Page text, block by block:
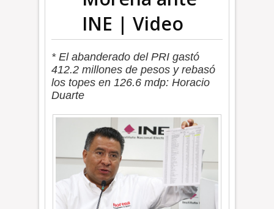
INE | Video
* El abanderado del PRI gastó
412.2 millones de pesos y rebasó
los topes en 126.6 mdp: Horacio
Duarte